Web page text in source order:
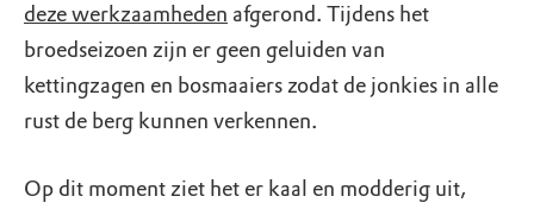
deze werkzaamheden afgerond. Tijdens het
broedseizoen zijn er geen geluiden van
kettingzagen en bosmaaiers zodat de jonkies in alle
rust de berg kunnen verkennen.
Op dit moment ziet het er kaal en modderig uit,